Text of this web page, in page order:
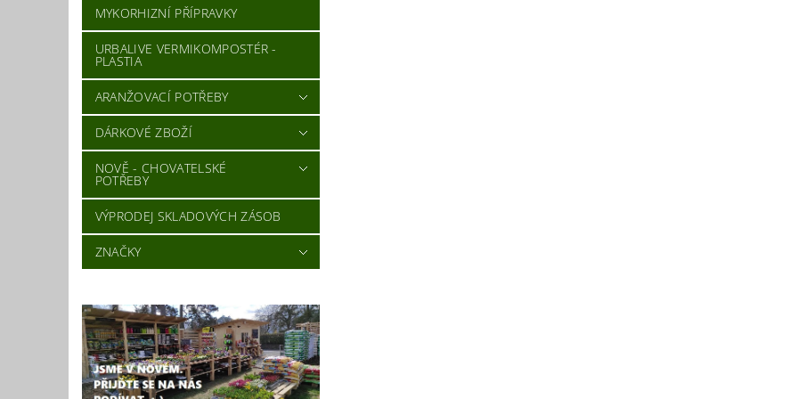
MYKORHIZNÍ PŘÍPRAVKY
URBALIVE VERMIKOMPOSTÉR -
PLASTIA
ARANŽOVACÍ POTŘEBY
DÁRKOVÉ ZBOŽÍ
NOVĚ - CHOVATELSKÉ
POTŘEBY
VÝPRODEJ SKLADOVÝCH ZÁSOB
ZNAČKY